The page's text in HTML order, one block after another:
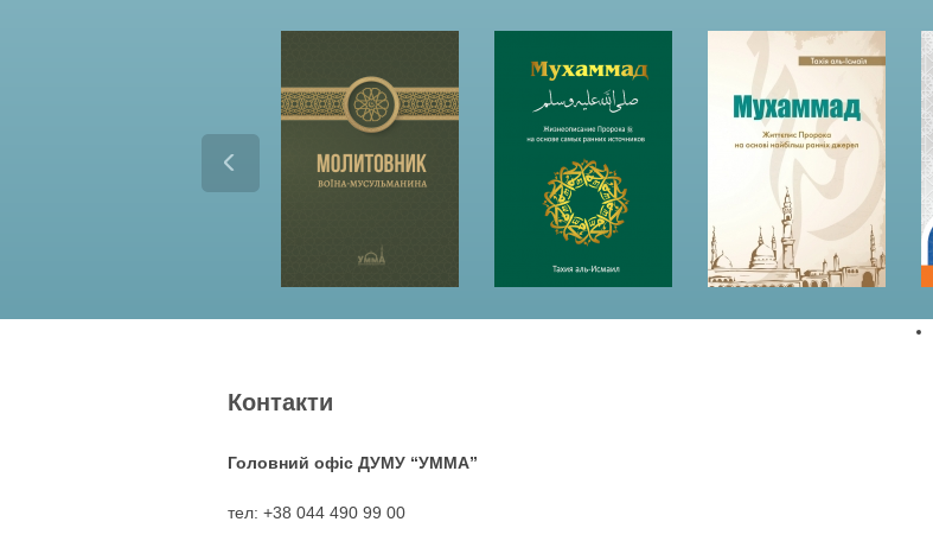
Контакти
Головний офіс ДУМУ “УММА”
тел: +38 044 490 99 00